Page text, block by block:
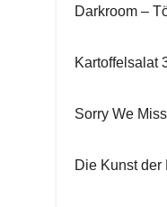
Darkroom –
Kartoffelsalat
Sorry We
Die Kunst der